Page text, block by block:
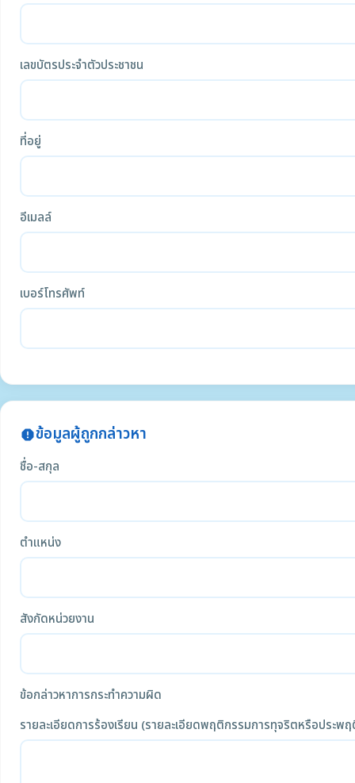
เลขบัตรประจำตัวประชาชน
ที่อยู่
อีเมลล์
เบอร์โทรศัพท์
reportข้อมูลผู้ถูกกล่าวหา
ชื่อ-สกุล
ตำแหน่ง
สังกัดหน่วยงาน
ข้อกล่าวหาการกระทำความผิด
รายละเอียดการร้องเรียน (รายละเอียดพฤติกรรมการทุจริตหรือประพ